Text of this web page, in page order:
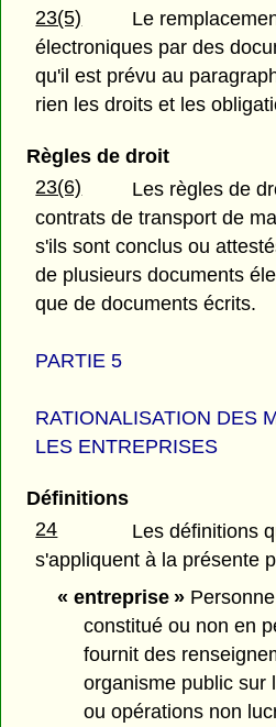
23(5)
Le
électroniques par des
qu'il est prévu au
rien les droits et les
Règles de droit
23(6)
Les règles de
contrats de transport de
s'ils sont conclus ou
de plusieurs documents
que de documents écrits.
PARTIE 5
RATIONALISATION DES
LES ENTREPRISES
Définitions
24
Les définitions
s'appliquent à la présente
« entreprise »
constitué ou non en
fournit des
organisme public sur
ou opérations non